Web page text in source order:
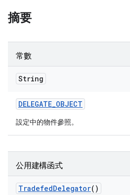
摘要
常數
String
DELEGATE_OBJECT
設定中的物件參照。
公用建構函式
TradefedDelegator()